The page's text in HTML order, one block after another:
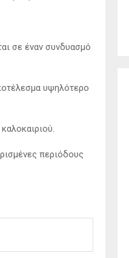
σε έναν συνδυασμό
υψηλότερο
περιόδους